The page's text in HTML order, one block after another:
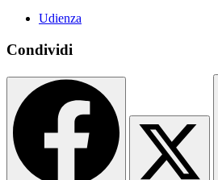
Udienza
Condividi